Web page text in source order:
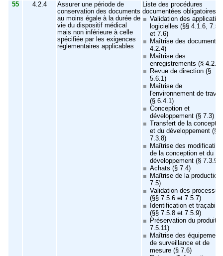
55 4.2.4
Assurer une période de
conservation des documents
au moins égale à la durée de
vie du dispositif médical
mais non inférieure à celle
spécifiée par les exigences
réglementaires applicables
Liste des procédures
documentées obligatoires :
Validation des
logicielles (§§ 4.1.6,
et 7.6)
Maîtrise des documents
4.2.4)
Maîtrise des
enregistrements (§ 4.2.5)
Revue de direction (§
5.6.1)
Maîtrise de
l'environnement de travail
(§ 6.4.1)
Conception et
développement (§ 7.3)
Transfert de la
et du développement (§
7.3.8)
Maîtrise des
de la conception et du
développement (§ 7.3.9)
Achats (§ 7.4)
Maîtrise de la production
7.5)
Validation des processus
(§§ 7.5.6 et 7.5.7)
Identification et
(§§ 7.5.8 et 7.5.9)
Préservation du produit
7.5.11)
Maîtrise des
de surveillance et de
mesure (§ 7.6)